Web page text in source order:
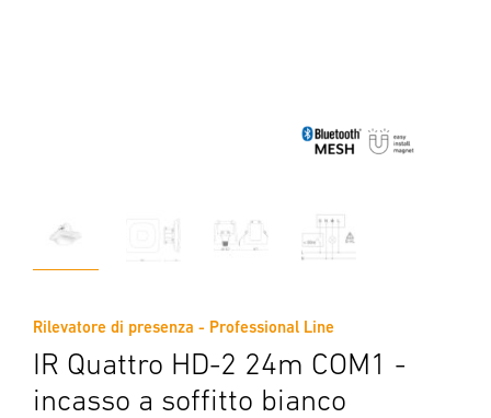
Rilevatore di presenza - Professional Line
IR Quattro HD-2 24m COM1 -
incasso a soffitto bianco